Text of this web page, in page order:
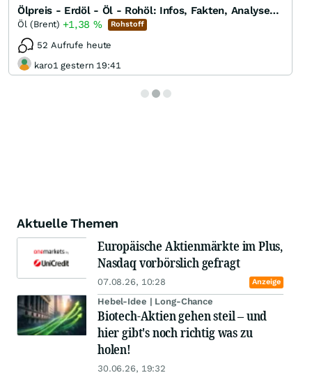
Ölpreis - Erdöl - Öl - Rohöl: Infos, Fakten, Analysen, Charts und Ausblick
Öl (Brent) +1,38 % Rohstoff
52 Aufrufe heute
karo1 gestern 19:41
Aktuelle Themen
Europäische Aktienmärkte im Plus,
Nasdaq vorbörslich gefragt
07.08.26, 10:28 Anzeige
Hebel-Idee | Long-Chance
Biotech-Aktien gehen steil – und
hier gibt's noch richtig was zu
holen!
30.06.26, 19:32